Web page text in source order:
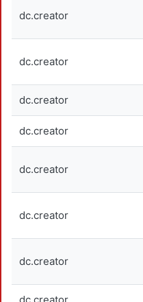
dc.creator
dc.creator
dc.creator
dc.creator
dc.creator
dc.creator
dc.creator